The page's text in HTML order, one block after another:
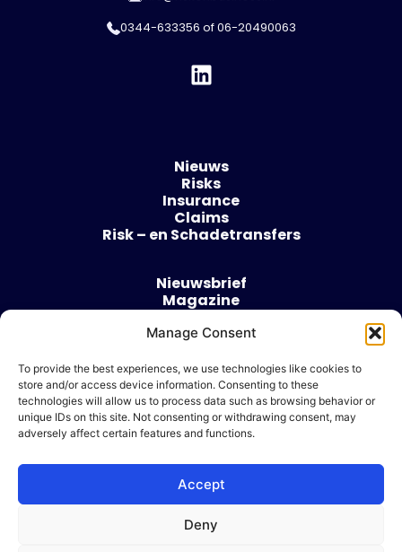
Manage Consent
To provide the best experiences, we use technologies like cookies to
store and/or access device information. Consenting to these
technologies will allow us to process data such as browsing behavior or
unique IDs on this site. Not consenting or withdrawing consent, may
adversely affect certain features and functions.
Accept
Deny
0344-633356 of06-20490063
Nieuws
Risks
Insurance
Claims
Risk – en Schadetransfers
Nieuwsbrief
Magazine
Over
Algemene voorwaarden
Cookie beleid
Ik wil adverteren